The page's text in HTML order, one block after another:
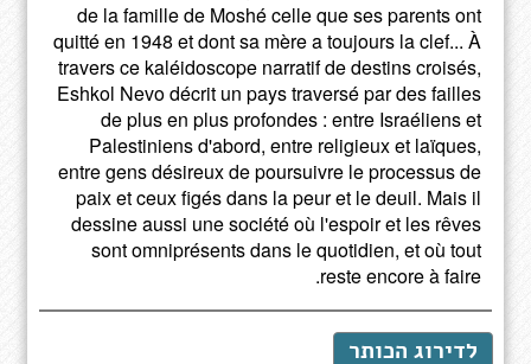
de la famille de Moshé celle que ses parents ont
quitté en 1948 et dont sa mère a toujours la clef... À
travers ce kaléidoscope narratif de destins croisés,
Eshkol Nevo décrit un pays traversé par des failles
de plus en plus profondes : entre Israéliens et
Palestiniens d'abord, entre religieux et laïques,
entre gens désireux de poursuivre le processus de
paix et ceux figés dans la peur et le deuil. Mais il
dessine aussi une société où l'espoir et les rêves
sont omniprésents dans le quotidien, et où tout
reste encore à faire.
לדירוג הכותר